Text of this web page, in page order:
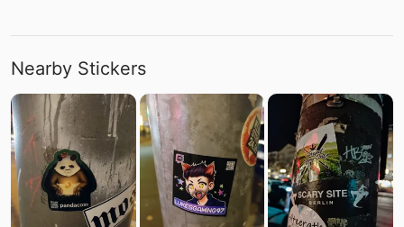
Nearby Stickers